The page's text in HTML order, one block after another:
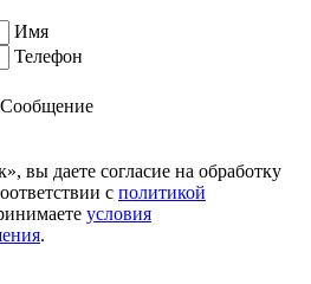
Имя
Телефон
Сообщение
вы даете согласие на обработку
с политикой
условия
.